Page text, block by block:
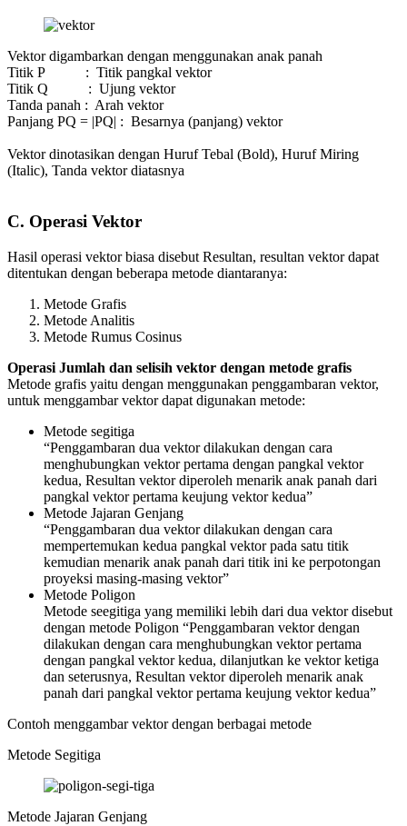
Vektor digambarkan dengan menggunakan anak panah
Titik P : Titik pangkal vektor
Titik Q : Ujung vektor
Tanda panah : Arah vektor
Panjang PQ = |PQ| : Besarnya (panjang) vektor
Vektor dinotasikan dengan Huruf Tebal (Bold), Huruf Miring
(Italic), Tanda vektor diatasnya
C. Operasi Vektor
Hasil operasi vektor biasa disebut Resultan, resultan vektor dapat
ditentukan dengan beberapa metode diantaranya:
Metode Grafis
Metode Analitis
Metode Rumus Cosinus
Operasi Jumlah dan selisih vektor dengan metode grafis
Metode grafis yaitu dengan menggunakan penggambaran vektor,
untuk menggambar vektor dapat digunakan metode:
Metode segitiga
“Penggambaran dua vektor dilakukan dengan cara
menghubungkan vektor pertama dengan pangkal vektor
kedua, Resultan vektor diperoleh menarik anak panah dari
pangkal vektor pertama keujung vektor kedua”
Metode Jajaran Genjang
“Penggambaran dua vektor dilakukan dengan cara
mempertemukan kedua pangkal vektor pada satu titik
kemudian menarik anak panah dari titik ini ke perpotongan
proyeksi masing-masing vektor”
Metode Poligon
Metode seegitiga yang memiliki lebih dari dua vektor disebut
dengan metode Poligon “Penggambaran vektor dengan
dilakukan dengan cara menghubungkan vektor pertama
dengan pangkal vektor kedua, dilanjutkan ke vektor ketiga
dan seterusnya, Resultan vektor diperoleh menarik anak
panah dari pangkal vektor pertama keujung vektor kedua”
Contoh menggambar vektor dengan berbagai metode
Metode Segitiga
Metode Jajaran Genjang